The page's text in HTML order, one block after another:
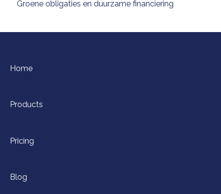
Groene obligaties en duurzame financiering
Home
Products
Pricing
Blog